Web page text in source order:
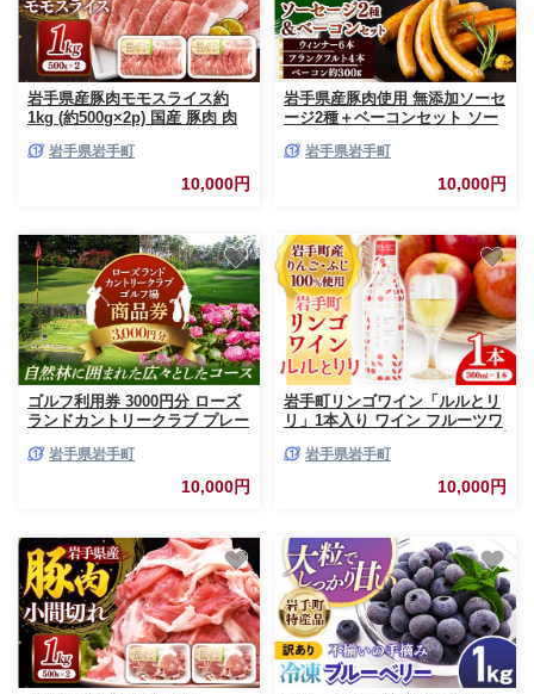
岩手県産豚肉モモスライス約
1kg (約500g×2p) 国産 豚肉 肉
ライス 小分け 焼肉 野菜炒め 生
岩手県岩手町
10,000円
岩手県産豚肉使用 無添加ソーセ
ージ2種＋ベーコンセット ソー
ト 無添加 豚肉 燻製 人気 おか
ず つまみ ギフト 贈り物 お中元
岩手県岩手町
10,000円
ゴルフ利用券 3000円分 ローズ
ランドカントリークラブ プレー
ト お出かけ 体験 小旅行 休暇
岩手県岩手町
10,000円
岩手町リンゴワイン「ルルとリ
リ」1本入り ワイン フルーツワ
レゼント 贈り物 林檎 果実 甘口
お酒 宅飲み 家飲み ご当地 岩手
県 岩手町 岩手町ふるさと振興
岩手県岩手町
10,000円